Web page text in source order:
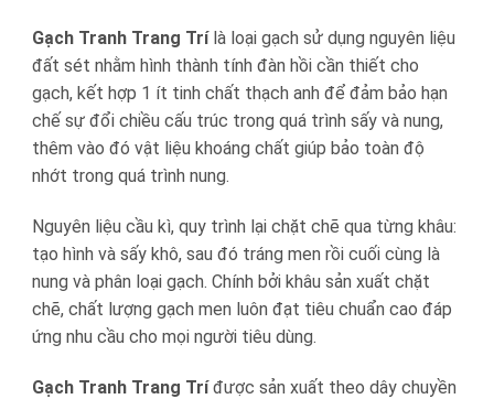
Gạch Tranh Trang Trílà loại gạch sử dụng nguyên liệu
đất sét nhằm hình thành tính đàn hồi cần thiết cho
gạch, kết hợp 1 ít tinh chất thạch anh để đảm bảo hạn
chế sự đổi chiều cấu trúc trong quá trình sấy và nung,
thêm vào đó vật liệu khoáng chất giúp bảo toàn độ
nhớt trong quá trình nung.
Nguyên liệu cầu kì, quy trình lại chặt chẽ qua từng khâu:
tạo hình và sấy khô, sau đó tráng men rồi cuối cùng là
nung và phân loại gạch. Chính bởi khâu sản xuất chặt
chẽ, chất lượng gạch men luôn đạt tiêu chuẩn cao đáp
ứng nhu cầu cho mọi người tiêu dùng.
Gạch Tranh Trang Tríđược sản xuất theo dây chuyền